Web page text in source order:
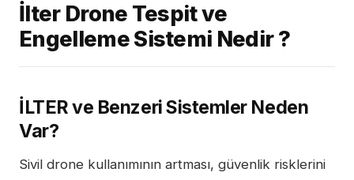
İlter Drone Tespit ve
Engelleme Sistemi Nedir ?
İLTER ve Benzeri Sistemler Neden
Var?
Sivil drone kullanımının artması, güvenlik risklerini